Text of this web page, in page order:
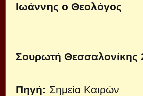
Ιωάννης ο Θεολόγος
Σουρωτή Θεσσαλονίκης
Πηγή: Σημεία Καιρών